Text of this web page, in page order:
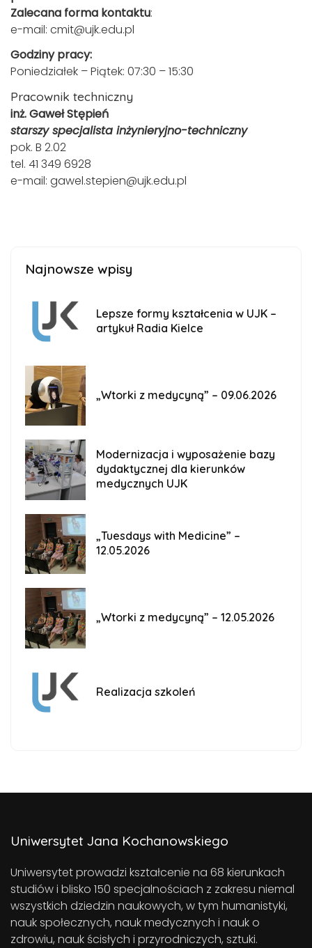
Zalecana forma kontaktu:
e-mail: cmit@ujk.edu.pl
Godziny pracy:
Poniedziałek – Piątek: 07:30 – 15:30
Pracownik techniczny
inż. Gaweł Stępień
starszy specjalista inżynieryjno-techniczny
pok. B 2.02
tel. 41 349 6928
e-mail: gawel.stepien@ujk.edu.pl
Najnowsze wpisy
Lepsze formy kształcenia w UJK –
artykuł Radia Kielce
„Wtorki z medycyną” – 09.06.2026
Modernizacja i wyposażenie bazy
dydaktycznej dla kierunków
medycznych UJK
„Tuesdays with Medicine” –
12.05.2026
„Wtorki z medycyną” – 12.05.2026
Realizacja szkoleń
Uniwersytet Jana Kochanowskiego
Uniwersytet prowadzi kształcenie na 68 kierunkach
studiów i blisko 150 specjalnościach z zakresu niemal
wszystkich dziedzin naukowych, w tym humanistyki,
nauk społecznych, nauk medycznych i nauk o
zdrowiu, nauk ścisłych i przyrodniczych, sztuki.